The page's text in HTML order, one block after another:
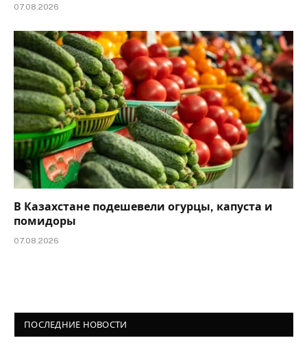
07.08.2026
В Казахстане подешевели огурцы, капуста и
помидоры
07.08.2026
ПОСЛЕДНИЕ НОВОСТИ